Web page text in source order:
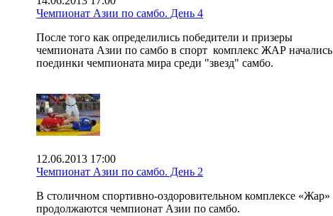
Чемпионат Азии по самбо. День 4
После того как определились победители и призеры
чемпионата Азии по самбо в спорт комплекс ЖАР начались
поединки чемпионата мира среди "звезд" самбо.
12.06.2013 17:00
Чемпионат Азии по самбо. День 2
В столичном спортивно-оздоровительном комплексе «Жар»
продолжаются чемпионат Азии по самбо.